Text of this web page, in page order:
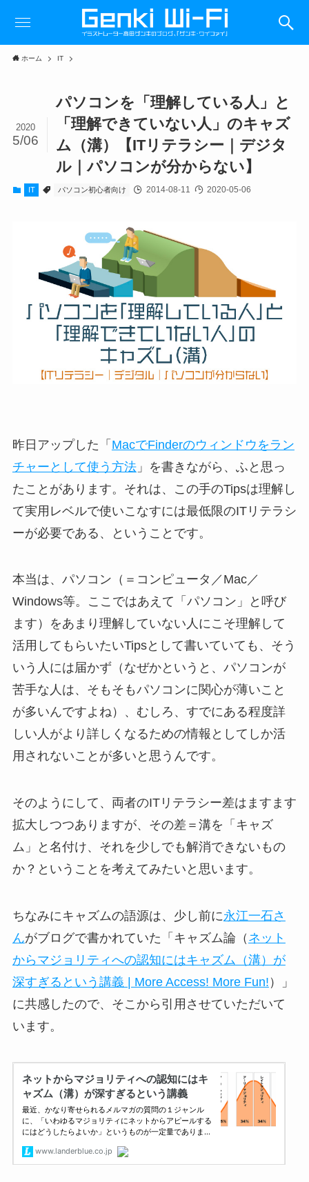
ホーム IT
パソコンを「理解している人」と
「理解できていない人」のキャズ
ム（溝）【ITリテラシー｜デジタ
ル｜パソコンが分からない】
2020
5/06
IT パソコン初心者向け 2014-08-11 2020-05-06
昨日アップした「 MacでFinderのウィンドウをラン
チャーとして使う方法」を書きながら、ふと思っ
たことがあります。それは、この手のTipsは理解し
て実用レベルで使いこなすには最低限のITリテラシ
ーが必要である、ということです。
本当は、パソコン（＝コンピュータ／Mac／
Windows等。ここではあえて「パソコン」と呼び
ます）をあまり理解していない人にこそ理解して
活用してもらいたいTipsとして書いていても、そう
いう人には届かず（なぜかというと、パソコンが
苦手な人は、そもそもパソコンに関心が薄いこと
が多いんですよね）、むしろ、すでにある程度詳
しい人がより詳しくなるための情報としてしか活
用されないことが多いと思うんです。
そのようにして、両者のITリテラシー差はますます
拡大しつつありますが、その差＝溝を「キャズ
ム」と名付け、それを少しでも解消できないもの
か？ということを考えてみたいと思います。
ちなみにキャズムの語源は、少し前に永江一石さ
んがブログで書かれていた「キャズム論（ ネット
からマジョリティへの認知にはキャズム（溝）が
深すぎるという講義 | More Access! More Fun! ）」
に共感したので、そこから引用させていただいて
います。